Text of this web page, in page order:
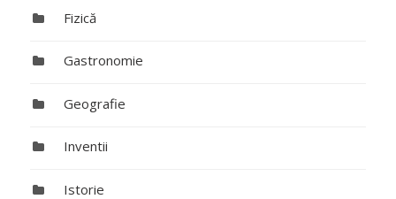
Fizică
Gastronomie
Geografie
Inventii
Istorie